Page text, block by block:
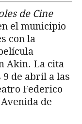
de Cine
el municipio
con la
Akin. La cita
de abril a las
Federico
de